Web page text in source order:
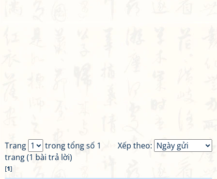
Xếp theo:
Trang
trong tổng số 1
trang (1 bài trả lời)
[1]